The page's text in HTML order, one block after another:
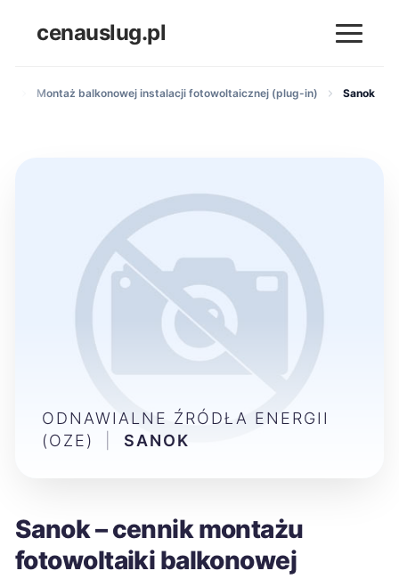
cenauslug.pl
Montaż balkonowej instalacji fotowoltaicznej (plug-in) Sanok
Sanok – cennik montażu
fotowoltaiki balkonowej
ODNAWIALNE ŹRÓDŁA ENERGII
(OZE)
SANOK